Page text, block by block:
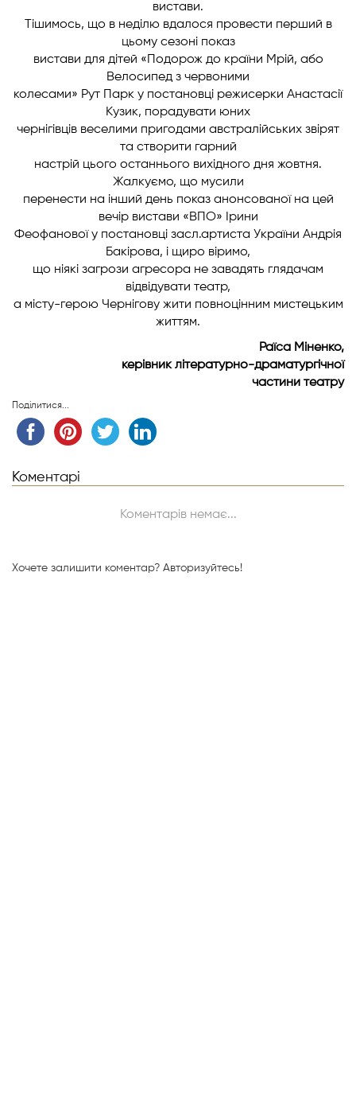
вистави.
Тішимось, що в неділю вдалося провести перший в
цьому сезоні показ
вистави для дітей «Подорож до країни Мрій, або
Велосипед з червоними
колесами» Рут Парк у постановці режисерки Анастасії
Кузик, порадувати юних
чернігівців веселими пригодами австралійських звірят
та створити гарний
настрій цього останнього вихідного дня жовтня.
Жалкуємо, що мусили
перенести на інший день показ анонсованої на цей
вечір вистави «ВПО» Ірини
Феофанової у постановці засл.артиста України Андрія
Бакірова, і щиро віримо,
що ніякі загрози агресора не завадять глядачам
відвідувати театр,
а місту-герою Чернігову жити повноцінним мистецьким
життям.
Раїса Міненко,
керівник літературно-драматургічної
частини театру
Поділитися...
Коментарі
Коментарів немає...
Хочете залишити коментар? Авторизуйтесь!